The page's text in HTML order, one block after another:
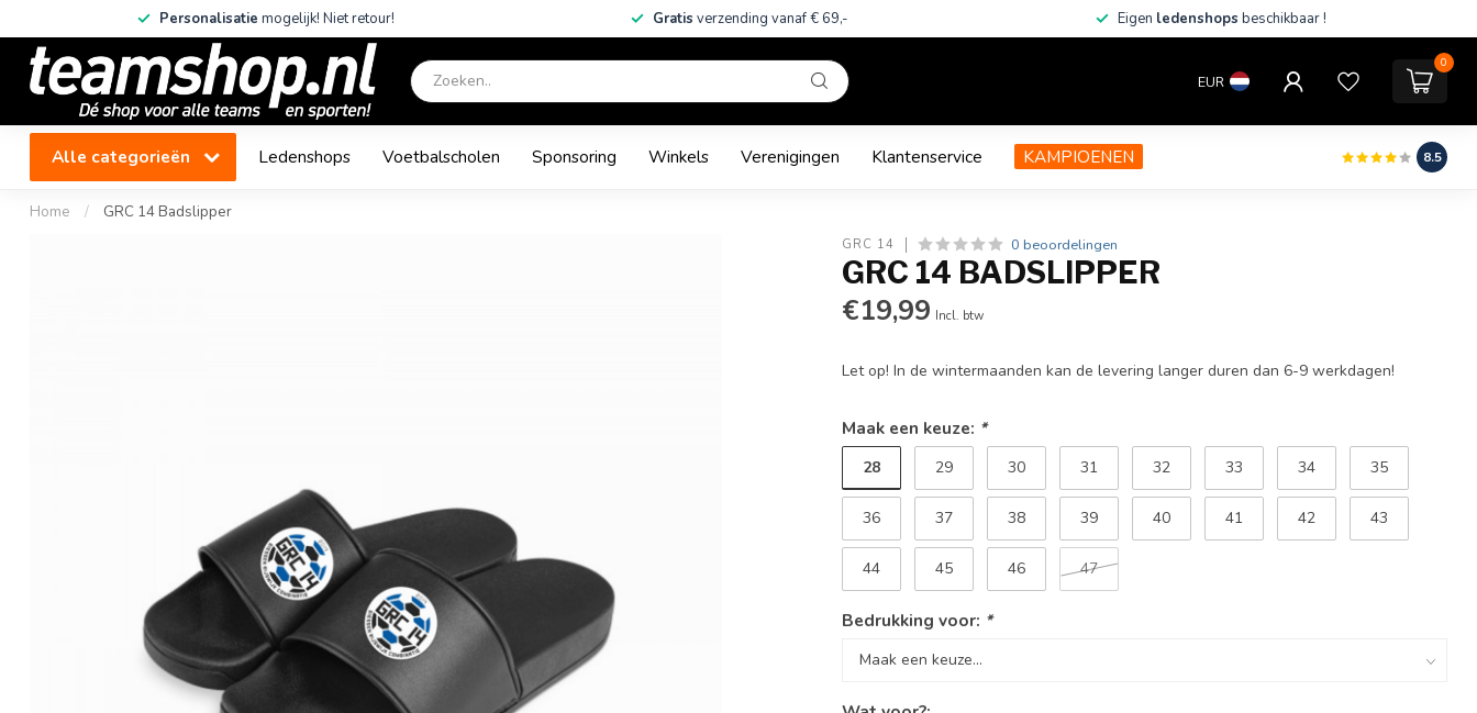
Personalisatie mogelijk! Niet retour! Gratis verzending vanaf € 69,- Eigen ledenshops beschikbaar !
EUR
0
Alle categorieën Ledenshops Voetbalscholen Sponsoring Winkels Verenigingen Klantenservice KAMPIOENEN 8.5
Home / GRC 14 Badslipper
GRC 14 0 beoordelingen
GRC 14 BADSLIPPER
€19,99 Incl. btw
Let op! In de wintermaanden kan de levering langer duren dan 6-9 werkdagen!
Maak een keuze: *
28 29 30 31 32 33 34 35
36 37 38 39 40 41 42 43
44 45 46 47
Bedrukking voor: *